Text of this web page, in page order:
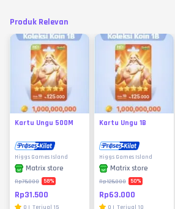
Produk Relevan
Kartu Ungu 500M
Higgs Games Island
Matrix store
Rp75.000 58%
Rp31.500
0 | Terjual 15
Kartu Ungu 1B
Higgs Games Island
Matrix store
Rp125.000 50%
Rp63.000
0 | Terjual 10